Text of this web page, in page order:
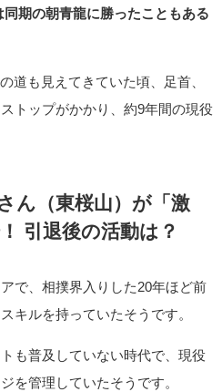
同期の朝青龍に勝ったこともある
道も見えてきていた頃、足首、
トップがかかり、約9年間の現役
ん（東桜山）が「激
引退後の活動は？
で、相撲界入りした20年ほど前
キルを持っていたそうです。
も普及していない時代で、現役
を管理していたそうです。